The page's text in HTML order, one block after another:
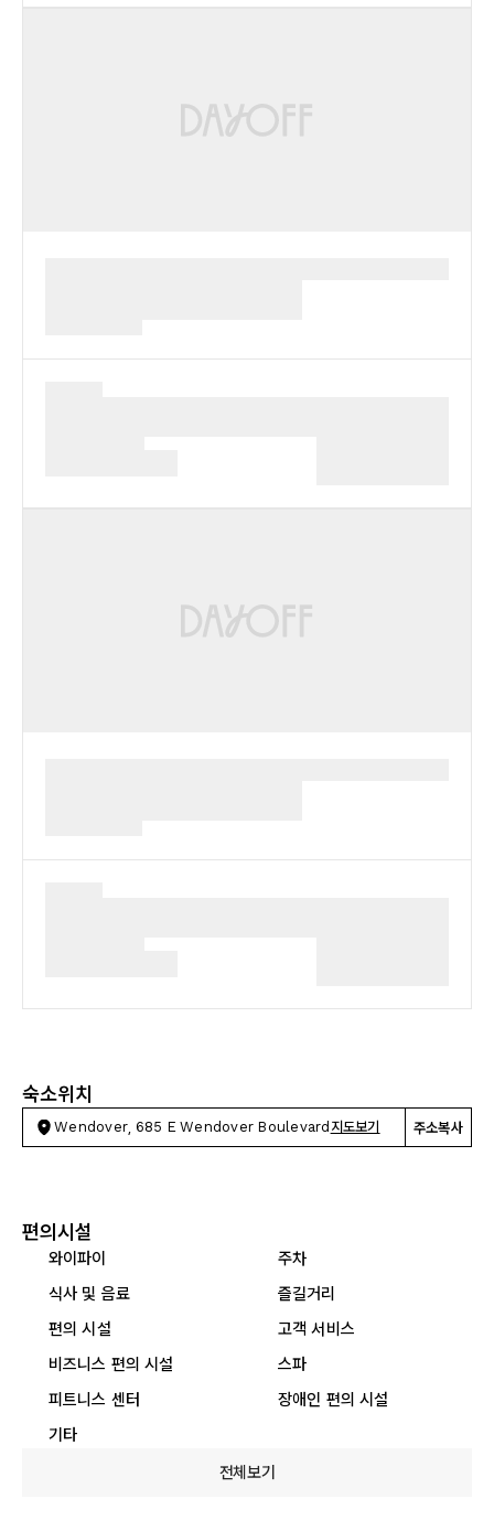
숙소위치
Wendover, 685 E Wendover Boulevard 지도보기 주소복사
편의시설
와이파이
주차
식사 및 음료
즐길거리
편의 시설
고객 서비스
비즈니스 편의 시설
스파
피트니스 센터
장애인 편의 시설
기타
전체보기